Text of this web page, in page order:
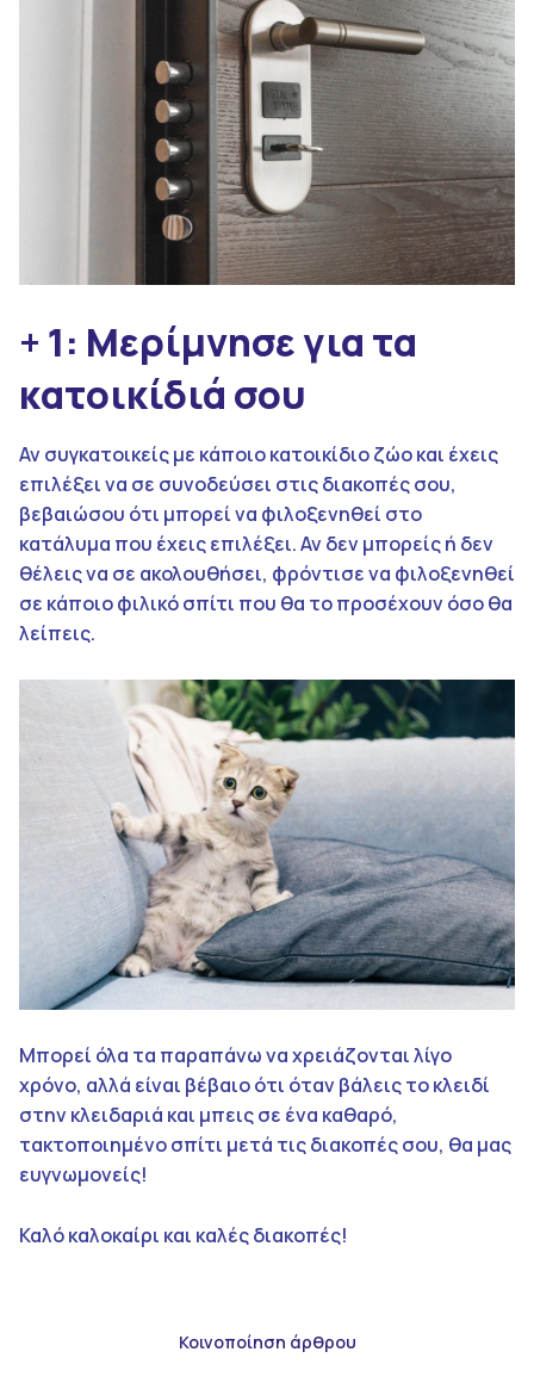
+ 1: Μερίμνησε για τα
κατοικίδιά σου
Αν συγκατοικείς με κάποιο κατοικίδιο ζώο και έχεις
επιλέξει να σε συνοδεύσει στις διακοπές σου,
βεβαιώσου ότι μπορεί να φιλοξενηθεί στο
κατάλυμα που έχεις επιλέξει. Αν δεν μπορείς ή δεν
θέλεις να σε ακολουθήσει, φρόντισε να φιλοξενηθεί
σε κάποιο φιλικό σπίτι που θα το προσέχουν όσο θα
λείπεις.
Μπορεί όλα τα παραπάνω να χρειάζονται λίγο
χρόνο, αλλά είναι βέβαιο ότι όταν βάλεις το κλειδί
στην κλειδαριά και μπεις σε ένα καθαρό,
τακτοποιημένο σπίτι μετά τις διακοπές σου, θα μας
ευγνωμονείς!
Καλό καλοκαίρι και καλές διακοπές!
Κοινοποίηση άρθρου